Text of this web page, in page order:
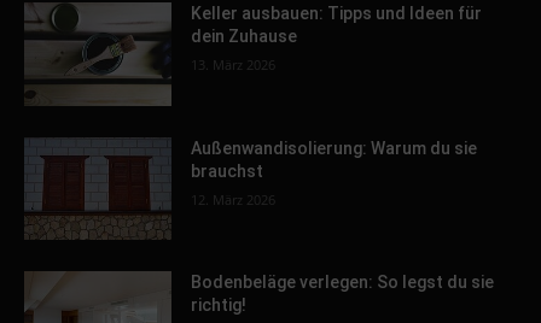
Keller ausbauen: Tipps und Ideen für
dein Zuhause
13. März 2026
Außenwandisolierung: Warum du sie
brauchst
12. März 2026
Bodenbeläge verlegen: So legst du sie
richtig!